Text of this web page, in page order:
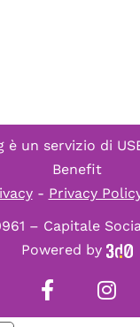
è un servizio di
Benefit
- Privacy
– Capitale
Powered by